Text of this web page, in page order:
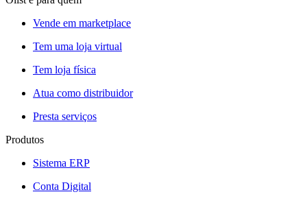
Vende em marketplace
Tem uma loja virtual
Tem loja física
Atua como distribuidor
Presta serviços
Produtos
Sistema ERP
Conta Digital